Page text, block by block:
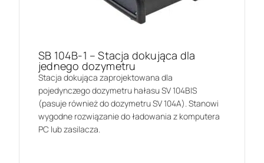
SB 104B-1 – Stacja dokująca dla
jednego dozymetru
Stacja dokująca zaprojektowana dla
pojedynczego dozymetru hałasu SV 104BIS
(pasuje również do dozymetru SV 104A). Stanowi
wygodne rozwiązanie do ładowania z komputera
PC lub zasilacza.